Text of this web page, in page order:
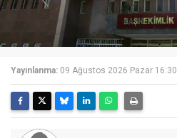
Yayınlanma: 09 Ağustos 2026 Pazar 16:30